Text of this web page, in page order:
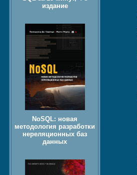
издание
NoSQL: новая
методология разработки
нереляционных баз
данных